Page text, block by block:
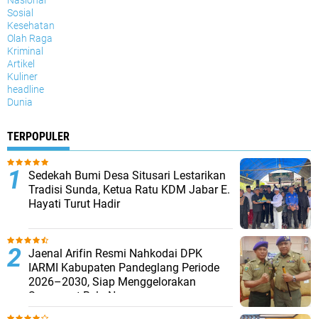
Sosial
Kesehatan
Olah Raga
Kriminal
Artikel
Kuliner
headline
Dunia
TERPOPULER
Sedekah Bumi Desa Situsari Lestarikan
Tradisi Sunda, Ketua Ratu KDM Jabar E.
Hayati Turut Hadir
Jaenal Arifin Resmi Nahkodai DPK
IARMI Kabupaten Pandeglang Periode
2026–2030, Siap Menggelorakan
Semangat Bela Negara